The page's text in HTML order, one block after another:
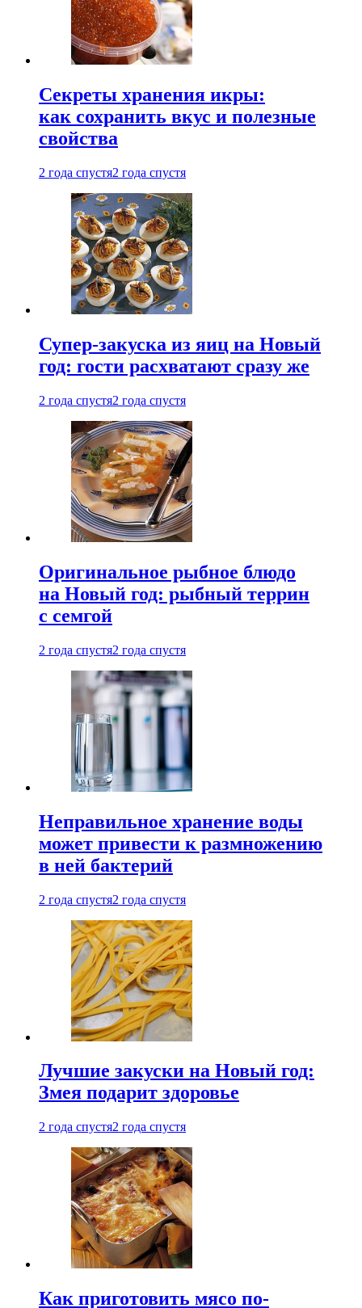
Секреты хранения икры:
как сохранить вкус и полезные
свойства
2 года спустя2 года спустя
Супер-закуска из яиц на Новый
год: гости расхватают сразу же
2 года спустя2 года спустя
Оригинальное рыбное блюдо
на Новый год: рыбный террин
с семгой
2 года спустя2 года спустя
Неправильное хранение воды
может привести к размножению
в ней бактерий
2 года спустя2 года спустя
Лучшие закуски на Новый год:
Змея подарит здоровье
2 года спустя2 года спустя
Как приготовить мясо по-